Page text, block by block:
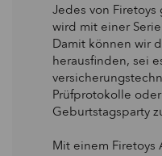
Jedes von
wird mit einer
Damit können wir
herausfinden, sei
Prüfprotokolle
Geburtstagsparty
Mit einem Firetoys